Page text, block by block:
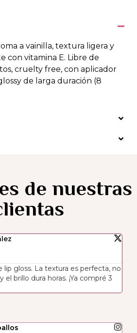
a vainilla, textura ligera y
con vitamina E. Libre de
cruelty free, con aplicador
de larga duración (8
de nuestras
lip gloss. La textura es perfecta, no
el brillo dura horas. ¡Ya compré 3